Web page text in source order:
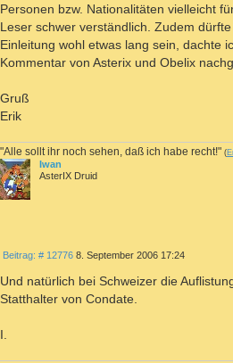
Personen bzw. Nationalitäten vielleicht
Leser schwer verständlich. Zudem
Einleitung wohl etwas lang sein, dachte
Kommentar von Asterix und Obelix
Gruß
Erik
"Alle sollt ihr noch sehen, daß ich habe recht!" (
Iwan
AsterIX Druid
Beitrag: # 12776Beitrag
8. September 2006 17:24
Und natürlich bei Schweizer die
Statthalter von Condate.
I.